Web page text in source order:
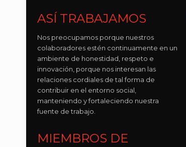
ASÍ TRABAJAMOS
Nos preocupamos porque nuestros
colaboradores estén continuamente en un
ambiente de honestidad, respeto e
innovación, porque nos interesan las
relaciones cordiales de tal forma de
contribuir en el entorno social,
manteniendo y fortaleciendo nuestra
fuente de trabajo.
MIEMBROS DE